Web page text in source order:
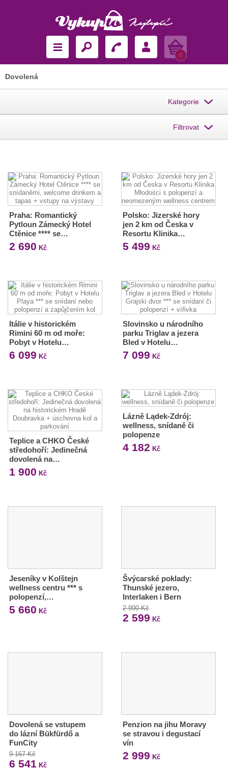
Košík
0
Dovolená
Kategorie
Filtrovat
Praha: Romantický
Pytloun Zámecký Hotel
Ctěnice **** se…
2 690 Kč
Polsko: Jizerské hory
jen 2 km od Česka v
Resortu Klinika…
5 499 Kč
Itálie v historickém
Rimini 60 m od moře:
Pobyt v Hotelu…
6 099 Kč
Slovinsko u národního
parku Triglav a jezera
Bled v Hotelu…
7 099 Kč
Teplice a CHKO České
středohoří: Jedinečná
dovolená na…
1 900 Kč
Lázně Lądek-Zdrój:
wellness, snídaně či
polopenze
4 182 Kč
Jeseníky v Kolštejn
wellness centru *** s
polopenzí,…
5 660 Kč
Švýcarské poklady:
Thunské jezero,
Interlaken i Bern
2 990 Kč
2 599 Kč
Dovolená se vstupem
do lázní Bükfürdő a
FunCity
9 167 Kč
6 541 Kč
Penzion na jihu Moravy
se stravou i degustací
vín
2 999 Kč